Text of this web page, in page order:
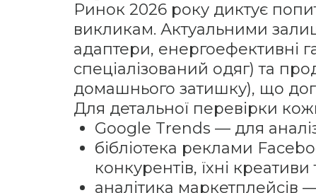
Ринок 2026 року диктує
викликам. Актуальними
адаптери, енергоефективні
спеціалізований одяг) та
домашнього затишку), що
Для детальної перевірки
Google Trends — для
бібліотека реклами
конкурентів, їхні креативи
аналітика маркетплейсів